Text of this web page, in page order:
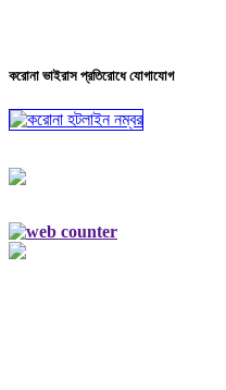
করোনা ভাইরাস প্রতিরোধে যোগাযোগ